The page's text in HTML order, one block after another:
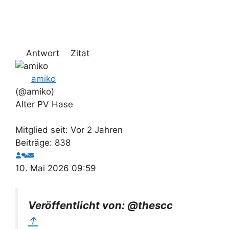
Antwort Zitat
amiko
(@amiko)
Alter PV Hase
Mitglied seit: Vor 2 Jahren
Beiträge: 838
10. Mai 2026 09:59
Veröffentlicht von: @thescc
↑